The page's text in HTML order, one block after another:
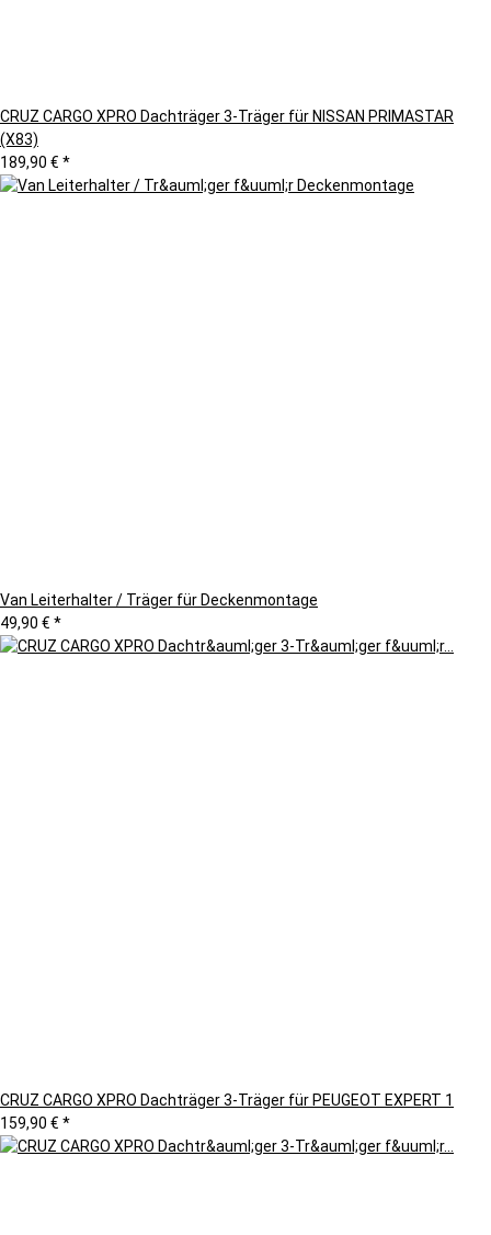
CRUZ CARGO XPRO Dachträger 3-Träger für NISSAN PRIMASTAR
(X83)
189,90 € *
Van Leiterhalter / Träger für Deckenmontage
49,90 € *
CRUZ CARGO XPRO Dachträger 3-Träger für PEUGEOT EXPERT 1
159,90 € *